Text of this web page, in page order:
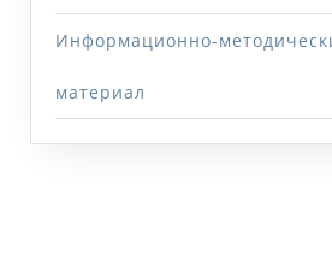
Информационно-
материал